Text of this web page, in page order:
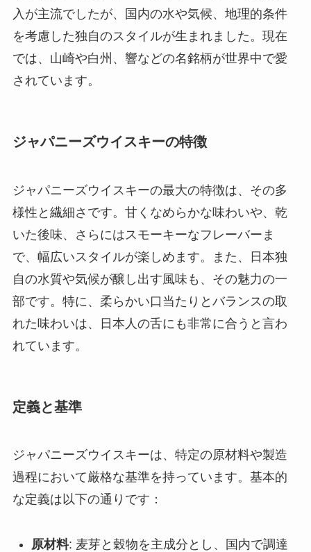
入が主流でしたが、国内の水や気候、地理的条件
を考慮した独自のスタイルが生まれました。現在
では、山崎や白州、響などの名銘柄が世界中で愛
されています。
ジャパニーズウイスキーの特徴
ジャパニーズウイスキーの最大の特徴は、その多
様性と繊細さです。甘くなめらかな味わいや、乾
いた後味、さらにはスモーキーなフレーバーま
で、幅広いスタイルが楽しめます。また、日本独
自の水質や気候が醸し出す風味も、その魅力の一
部です。特に、柔らかい口当たりとバランスの取
れた味わいは、日本人の舌にも非常に合うと言わ
れています。
定義と基準
ジャパニーズウイスキーは、特定の原材料や製造
過程において厳格な基準を持っています。基本的
な定義は以下の通りです：
原材料: 麦芽と穀物を主成分とし、国内で調達